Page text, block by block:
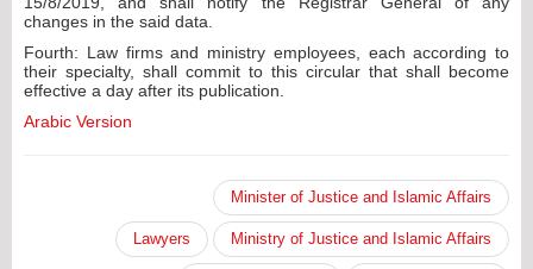
changes in the said data.
Fourth: Law firms and ministry employees, each according to
their specialty, shall commit to this circular that shall become
effective a day after its publication.
Arabic Version
Minister of Justice and Islamic Affairs
Ministry of Justice and Islamic Affairs
Lawyers